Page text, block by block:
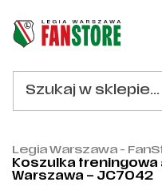
Legia Warszawa -
Koszulka treningowa
Warszawa – JC7042